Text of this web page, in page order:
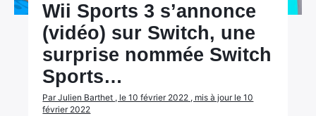
Wii Sports 3 s’annonce
(vidéo) sur Switch, une
surprise nommée Switch
Sports…
Par Julien Barthet , le 10 février 2022 , mis à jour le 10
février 2022